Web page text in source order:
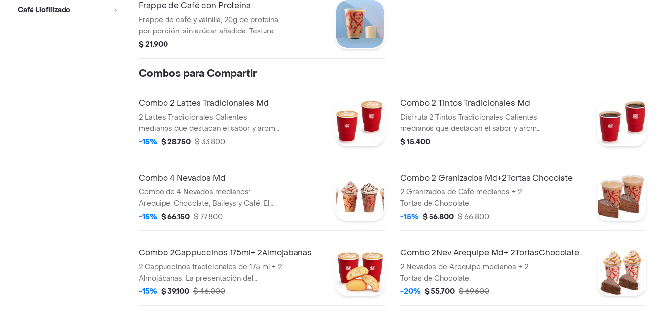
Café Liofilizado Frappe de Café con Proteína
Frappé de café y vainilla, 20g de proteína
por porción, sin azúcar añadida. Textura
granizada y refrescante. Tamaño 12 onzas.
$ 21.900
Combos para Compartir
Combo 2 Lattes Tradicionales Md
2 Lattes Tradicionales Calientes
medianos que destacan el sabor y aroma
del café Juan Valdez.
-15% $ 28.750 $ 33.800
Combo 2 Tintos Tradicionales Md
Disfruta 2 Tintos Tradicionales Calientes
medianos que destacan el sabor y aroma
del café Juan Valdez.
$ 15.400
Combo 4 Nevados Md
Combo de 4 Nevados medianos:
Arequipe, Chocolate, Baileys y Café. El
Nevado Baileys contiene licor.
-15% $ 66.150 $ 77.800
Combo 2 Granizados Md+2Tortas Chocolate
2 Granizados de Café medianos + 2
Tortas de Chocolate.
-15% $ 56.800 $ 66.800
Combo 2Cappuccinos 175ml+ 2Almojabanas
2 Cappuccinos tradicionales de 175 ml + 2
Almojábanas. La presentación del
Cappuccino puede variar
-15% $ 39.100 $ 46.000
Combo 2Nev Arequipe Md+ 2TortasChocolate
2 Nevados de Arequipe medianos + 2
Tortas de Chocolate.
-20% $ 55.700 $ 69.600